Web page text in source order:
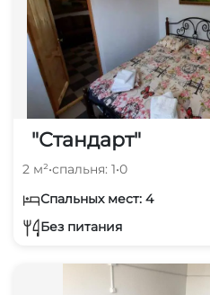
"Стандарт"
2 м²•спальня: 1•0
Спальных мест: 4
Без питания